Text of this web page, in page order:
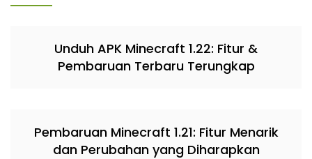
Unduh APK Minecraft 1.22: Fitur &
Pembaruan Terbaru Terungkap
Pembaruan Minecraft 1.21: Fitur Menarik
dan Perubahan yang Diharapkan